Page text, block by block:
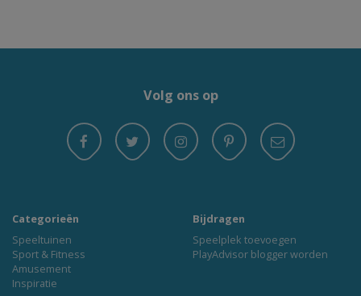
Volg ons op
Categorieën
Speeltuinen
Sport & Fitness
Amusement
Inspiratie
Bijdragen
Speelplek toevoegen
PlayAdvisor blogger worden